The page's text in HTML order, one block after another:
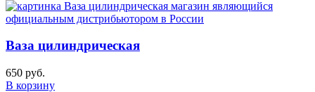
Ваза цилиндрическая
650 руб.
В корзину